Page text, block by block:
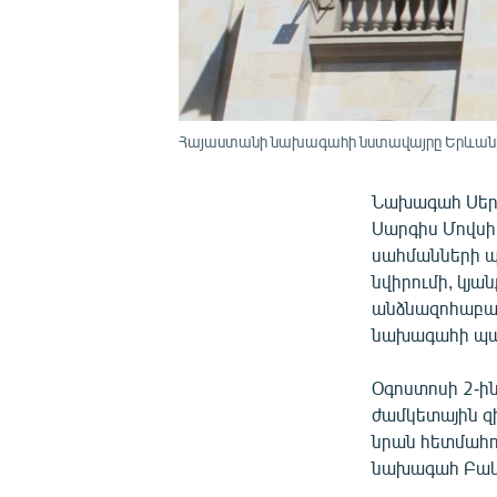
Հայաստանի նախագահի նստավայրը
Նախագահ
Սարգիս
սահմանների
նվիրումի,
նախագահի
Օգոստոսի 2-
ժամկետային
նրան
նախագահ